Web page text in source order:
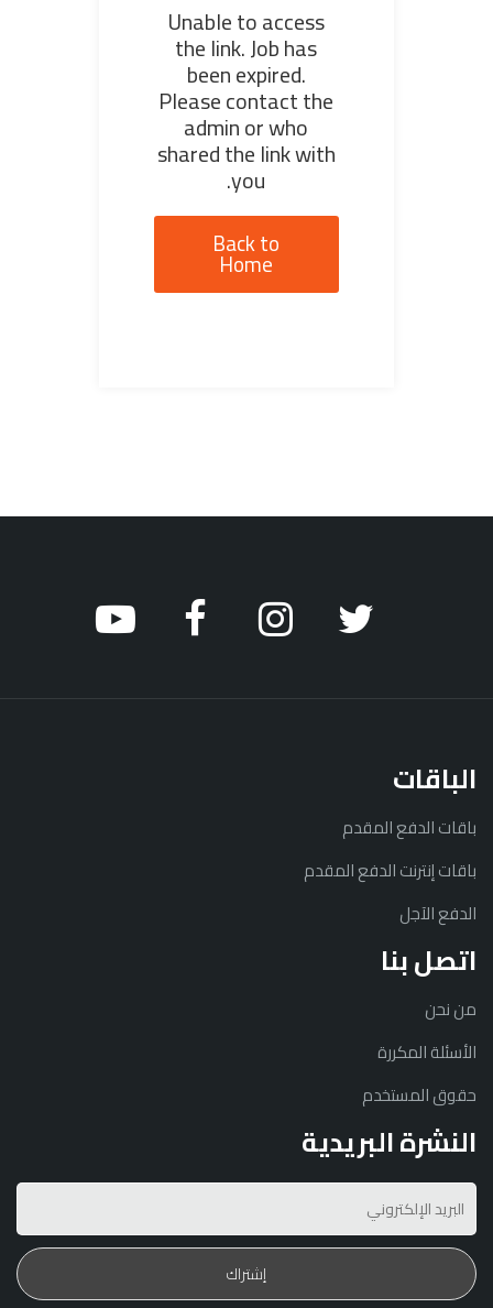
Unable to access
the link. Job has
been expired.
Please contact the
admin or who
shared the link with
you.
Back to
Home
الباقات
باقات الدفع المقدم
باقات إنترنت الدفع المقدم
الدفع الآجل
اتصل بنا
من نحن
الأسئلة المكررة
حقوق المستخدم
النشرة البريدية